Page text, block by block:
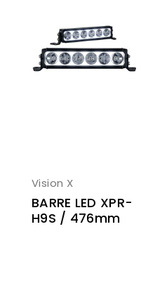
Vision X
BARRE LED XPR-
H9S / 476mm